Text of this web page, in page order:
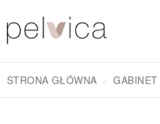
STRONA GŁÓWNA GABINET